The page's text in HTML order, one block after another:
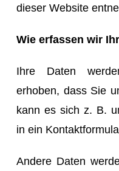
dieser Website
Wie erfassen wir
Ihre Daten
erhoben, dass Sie
kann es sich z. B.
in ein
Andere Daten